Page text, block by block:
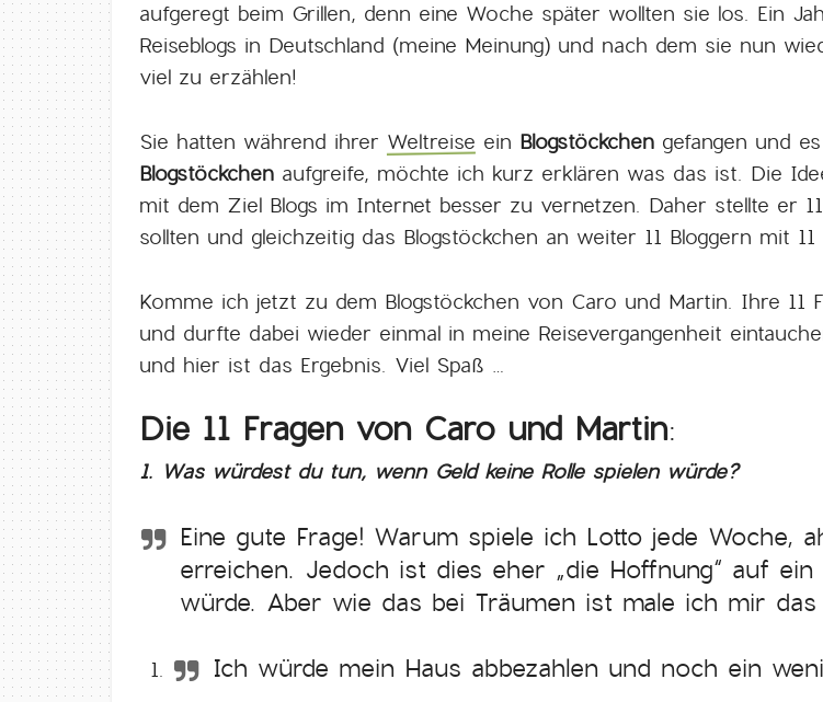
aufgeregt beim Grillen, denn eine Woche später wollten sie los. Ein
Reiseblogs in Deutschland (meine Meinung) und nach dem sie nun
viel zu erzählen!
Sie hatten während ihrer Weltreise ein Blogstöckchen gefangen und
Blogstöckchen aufgreife, möchte ich kurz erklären was das ist. Die
mit dem Ziel Blogs im Internet besser zu vernetzen. Daher stellte er
sollten und gleichzeitig das Blogstöckchen an weiter 11 Bloggern mit
Komme ich jetzt zu dem Blogstöckchen von Caro und Martin. Ihre 11
und durfte dabei wieder einmal in meine Reisevergangenheit
und hier ist das Ergebnis. Viel Spaß …
Die 11 Fragen von Caro und Martin:
1. Was würdest du tun, wenn Geld keine Rolle spielen würde?
Eine gute Frage! Warum spiele ich Lotto jede Woche,
erreichen. Jedoch ist dies eher „die Hoffnung“ auf ein
würde. Aber wie das bei Träumen ist male ich mir
Ich würde mein Haus abbezahlen und noch ein